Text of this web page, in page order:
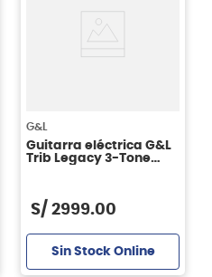
G&L
Guitarra eléctrica G&L
Trib Legacy 3-Tone
S/ 2999.00
Sin Stock Online